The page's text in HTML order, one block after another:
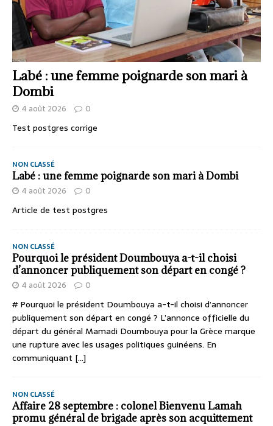
Labé : une femme poignarde son mari à
Dombi
4 août 2026 0
Test postgres corrige
NON CLASSÉ
Labé : une femme poignarde son mari à Dombi
4 août 2026 0
Article de test postgres
NON CLASSÉ
Pourquoi le président Doumbouya a-t-il choisi
d’annoncer publiquement son départ en congé ?
4 août 2026 0
# Pourquoi le président Doumbouya a-t-il choisi d’annoncer
publiquement son départ en congé ? L’annonce officielle du
départ du général Mamadi Doumbouya pour la Grèce marque
une rupture avec les usages politiques guinéens. En
communiquant [...]
NON CLASSÉ
Affaire 28 septembre : colonel Bienvenu Lamah
promu général de brigade après son acquittement